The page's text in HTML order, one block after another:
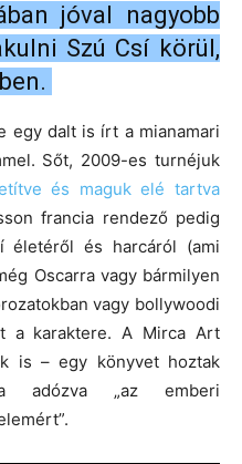
jóval nagyobb
Szú Csí körül,
egy dalt is írt a mianamari
Sőt, 2009-es turnéjuk
és maguk elé tartva
francia rendező pedig
és harcáról (ami
Oscarra vagy bármilyen
vagy bollywoodi
a karaktere. A Mirca Art
is – egy könyvet hoztak
adózva „az emberi